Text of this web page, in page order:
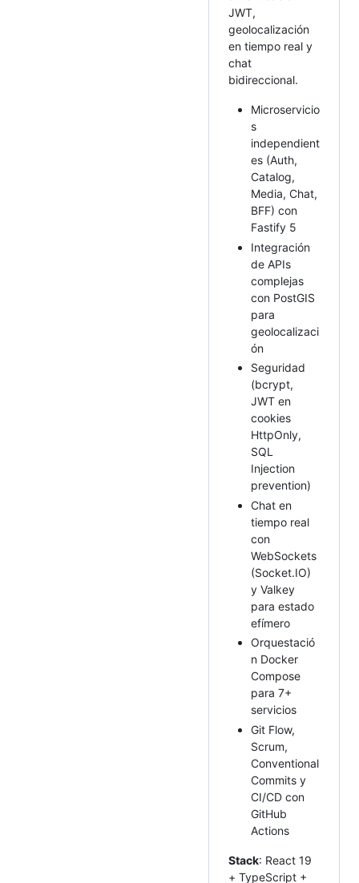
JWT,
geolocalización
en tiempo real y
chat
bidireccional.
Microservicio
s
independient
es (Auth,
Catalog,
Media, Chat,
BFF) con
Fastify 5
Integración
de APIs
complejas
con PostGIS
para
geolocalizaci
ón
Seguridad
(bcrypt,
JWT en
cookies
HttpOnly,
SQL
Injection
prevention)
Chat en
tiempo real
con
WebSockets
(Socket.IO)
y Valkey
para estado
efímero
Orquestació
n Docker
Compose
para 7+
servicios
Git Flow,
Scrum,
Conventional
Commits y
CI/CD con
GitHub
Actions
Stack: React 19
+ TypeScript +